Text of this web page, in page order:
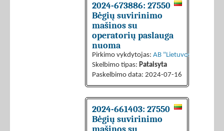
2024-673886: 27550
Bėgių suvirinimo
mašinos su
operatorių paslauga
nuoma
Pirkimo vykdytojas: AB "Lietuvos
Skelbimo tipas: Pataisyta
Paskelbimo data: 2024-07-16
2024-661403: 27550
Bėgių suvirinimo